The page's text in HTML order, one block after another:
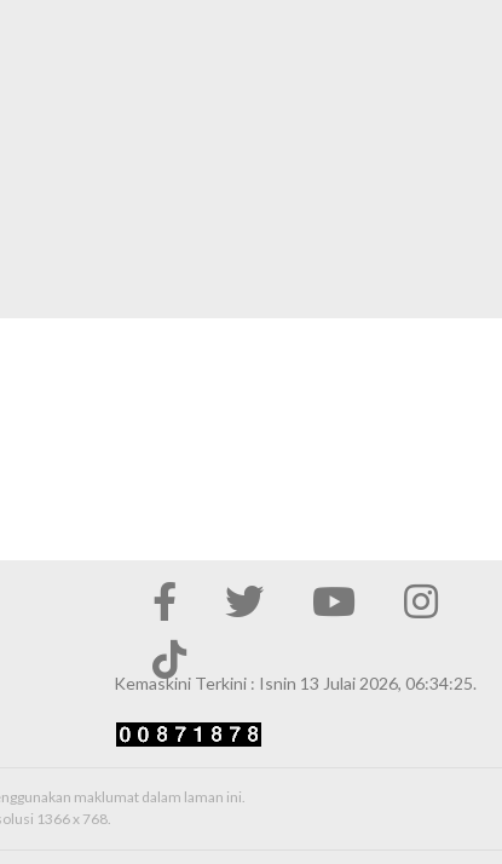
Kemaskini Terkini : Isnin 13 Julai 2026, 06:34:25.
maklumat dalam laman ini.
1366 x 768.